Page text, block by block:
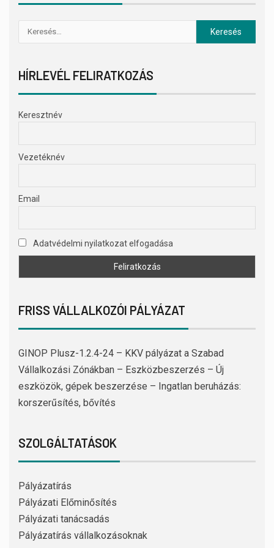
HÍRLEVÉL FELIRATKOZÁS
Keresztnév
Vezetéknév
Email
Adatvédelmi nyilatkozat elfogadása
FRISS VÁLLALKOZÓI PÁLYÁZAT
GINOP Plusz-1.2.4-24 – KKV pályázat a Szabad
Vállalkozási Zónákban – Eszközbeszerzés – Új
eszközök, gépek beszerzése – Ingatlan beruházás:
korszerűsítés, bővítés
SZOLGÁLTATÁSOK
Pályázatírás
Pályázati Előminősítés
Pályázati tanácsadás
Pályázatírás vállalkozásoknak